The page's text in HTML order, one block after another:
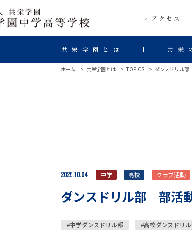
アクセス
共栄学園とは 共栄
ホーム 共栄学園とは TOPICS ダンスドリル
2025.10.04 中学 高校 クラブ活動
ダンスドリル部 部活
#中学ダンスドリル部 #高校ダンスドリ